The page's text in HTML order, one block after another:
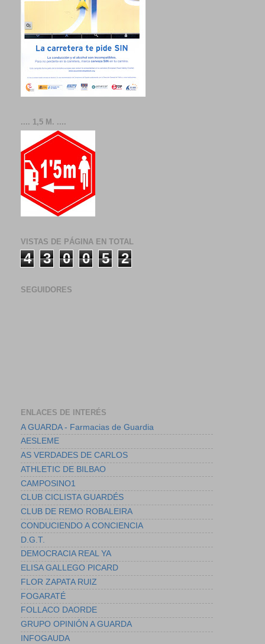
.... 1,5 M. ....
VISTAS DE PÁGINA EN TOTAL
4 3 0 0 5 2
SEGUIDORES
ENLACES DE INTERÉS
A GUARDA - Farmacias de Guardia
AESLEME
AS VERDADES DE CARLOS
ATHLETIC DE BILBAO
CAMPOSINO1
CLUB CICLISTA GUARDÉS
CLUB DE REMO ROBALEIRA
CONDUCIENDO A CONCIENCIA
D.G.T.
DEMOCRACIA REAL YA
ELISA GALLEGO PICARD
FLOR ZAPATA RUIZ
FOGARATÉ
FOLLACO DAORDE
GRUPO OPINIÓN A GUARDA
INFOGAUDA